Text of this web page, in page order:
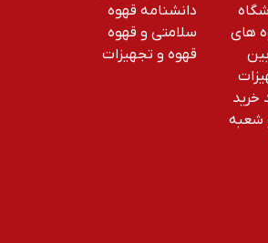
های
خرید
شعبه
دانشنامه قهوه
سلامتی و قهوه
قهوه و تجهیزات